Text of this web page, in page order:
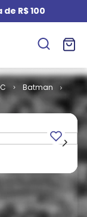
R$ 100
Batman